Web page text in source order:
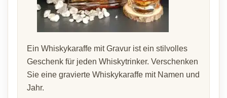
Ein Whiskykaraffe mit Gravur ist ein stilvolles
Geschenk für jeden Whiskytrinker. Verschenken
Sie eine gravierte Whiskykaraffe mit Namen und
Jahr.